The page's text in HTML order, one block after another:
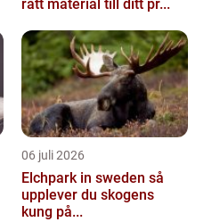
rätt material till ditt pr...
06 juli 2026
Elchpark in sweden så
upplever du skogens
kung på...